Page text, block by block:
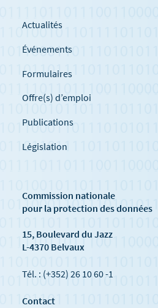
Actualités
Événements
Formulaires
Offre(s) d’emploi
Publications
Législation
Commission nationale
pour la protection des données
15, Boulevard du Jazz
L-4370 Belvaux
Tél. : (+352) 26 10 60 -1
Contact